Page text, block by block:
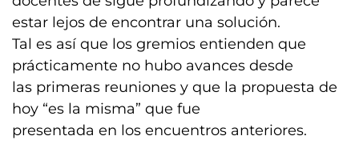
estar lejos de encontrar una solución.
Tal es así que los gremios entienden que
prácticamente no hubo avances desde
las primeras reuniones y que la propuesta de
hoy “es la misma” que fue
presentada en los encuentros anteriores.